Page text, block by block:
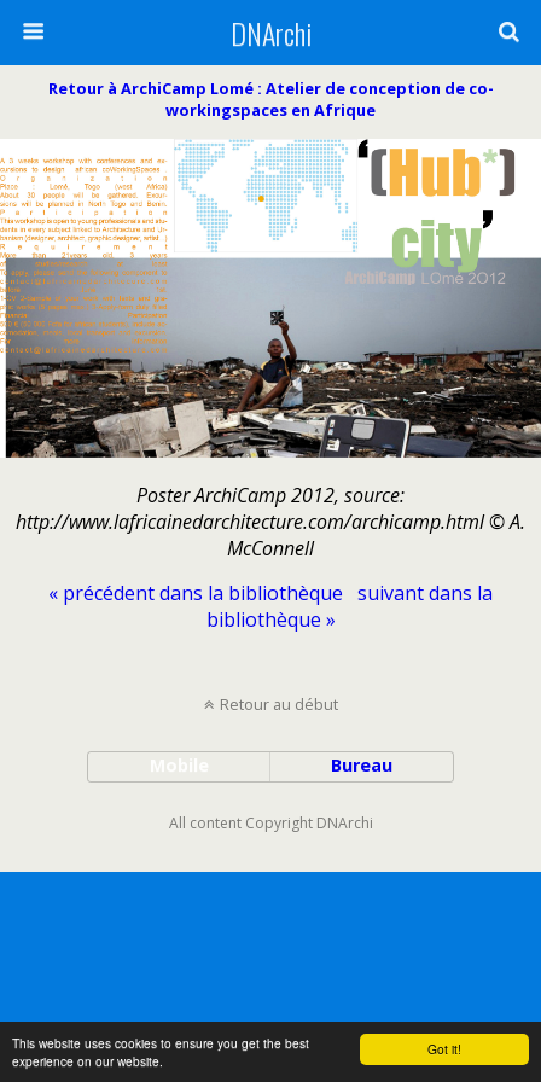
Got it!
This website uses cookies to ensure you get the best
experience on our website.
DNArchi
Retour à ArchiCamp Lomé : Atelier de conception de co-
workingspaces en Afrique
Poster ArchiCamp 2012, source:
http://www.lafricainedarchitecture.com/archicamp.html © A.
McConnell
« précédent dans la bibliothèque suivant dans la
bibliothèque »
Retour au début
Bureau
All content Copyright DNArchi